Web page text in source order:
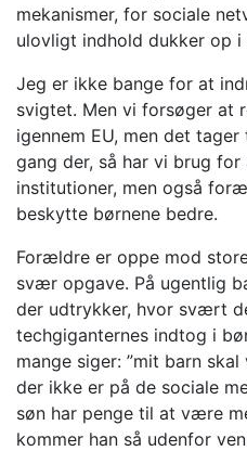
mekanismer, for sociale
ulovligt indhold dukker op i
Jeg er ikke bange for at
svigtet. Men vi forsøger at
igennem EU, men det
gang der, så har vi brug
institutioner, men også
beskytte børnene bedre.
Forældre er oppe mod
svær opgave. På ugentlig
der udtrykker, hvor svært
techgiganternes indtog i
mange siger: ”mit barn
der ikke er på de sociale
søn har penge til at være
kommer han så udenfor